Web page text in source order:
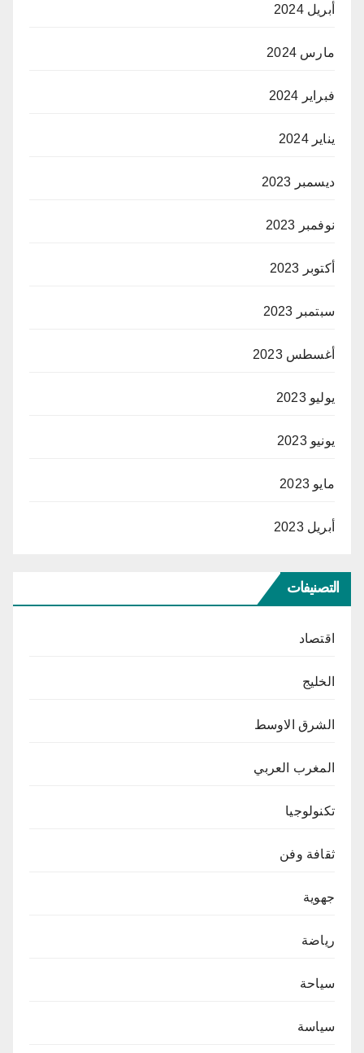
أبريل 2024
مارس 2024
فبراير 2024
يناير 2024
ديسمبر 2023
نوفمبر 2023
أكتوبر 2023
سبتمبر 2023
أغسطس 2023
يوليو 2023
يونيو 2023
مايو 2023
أبريل 2023
التصنيفات
اقتصاد
الخليج
الشرق الاوسط
المغرب العربي
تكنولوجيا
ثقافة وفن
جهوية
رياضة
سياحة
سياسة